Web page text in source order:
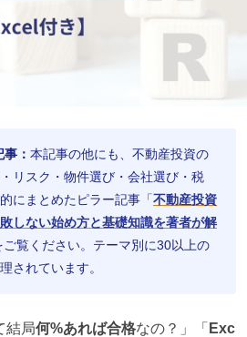
： 本記事の他にも、不動産投資の
リスク・物件選び・会社選び・税
にまとめたピラー記事「不動産投資
しない始め方と基礎知識を著者が解
ご覧ください。テーマ別に30以上の
されています。
結局何%あれば合格なの？」「 Exc